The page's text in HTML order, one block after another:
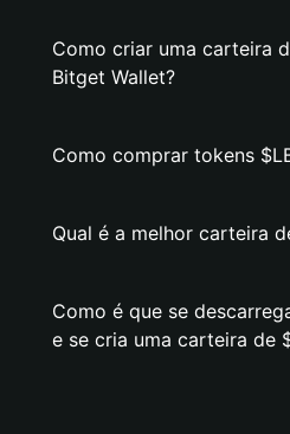
Como criar uma carteira
Bitget Wallet?
Como comprar tokens
Qual é a melhor carteira
Como é que se
e se cria uma carteira de